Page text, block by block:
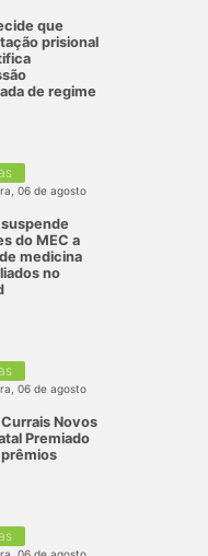
que
prisional
de regime
06 de agosto
do MEC a
medicina
no
06 de agosto
Novos
Premiado